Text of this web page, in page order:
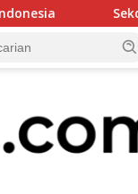
Sekda Apresiasi